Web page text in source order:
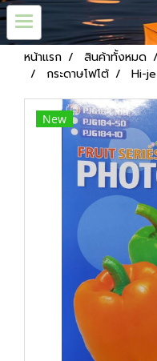
หน้าแรก สินค้าทั้งหมด
กระดาษโฟโต้
Hi-
New